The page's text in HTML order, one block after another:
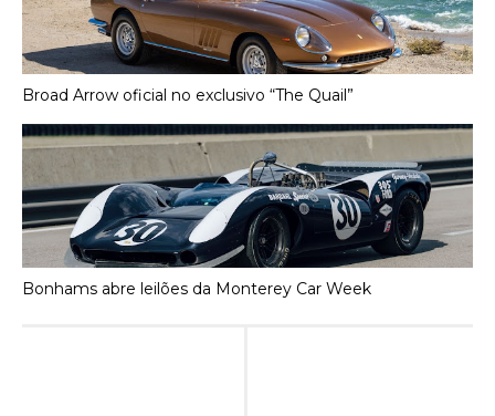
Broad Arrow oficial no exclusivo “The Quail”
Bonhams abre leilões da Monterey Car Week